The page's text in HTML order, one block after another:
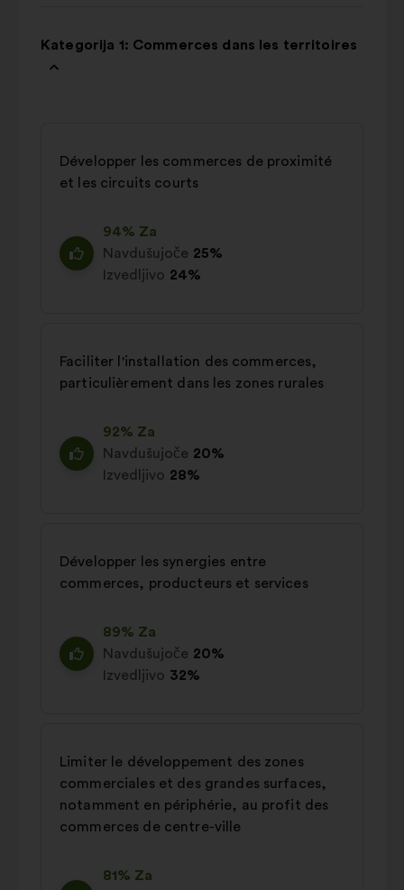
Kategorija 1: Commerces dans les territoires
Développer les commerces de proximité
et les circuits courts
94% Za
Navdušujoče 25%
Izvedljivo 24%
Faciliter l'installation des commerces,
particulièrement dans les zones rurales
92% Za
Navdušujoče 20%
Izvedljivo 28%
Développer les synergies entre
commerces, producteurs et services
89% Za
Navdušujoče 20%
Izvedljivo 32%
Limiter le développement des zones
commerciales et des grandes surfaces,
notamment en périphérie, au profit des
commerces de centre-ville
81% Za